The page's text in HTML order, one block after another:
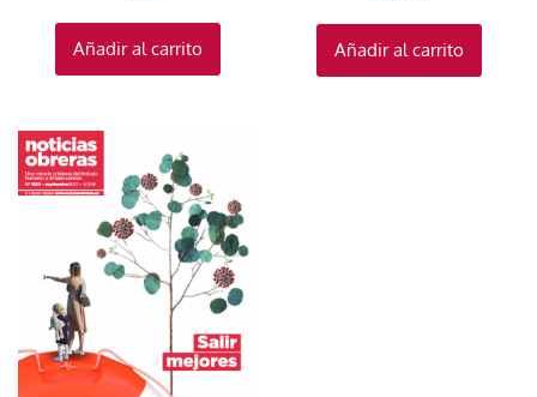
Añadir al carrito Añadir al carrito